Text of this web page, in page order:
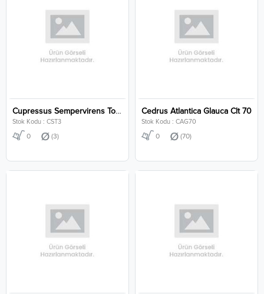
Cupressus Sempervirens Totem Clt 3
Stok Kodu : CST3
0 (3)
Cedrus Atlantica Glauca Clt 70
Stok Kodu : CAG70
0 (70)